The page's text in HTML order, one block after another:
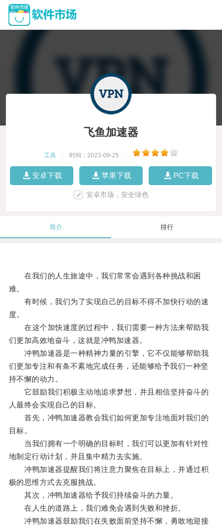
飞鱼加速器
工具 时间：2023-09-25
安卓下载 苹果下载 PC下载
安卓市场，安全绿色
简介 排行
在我们的人生旅途中，我们常常会遇到各种挑战和困
难。
有时候，我们为了实现自己的目标不得不加快行动的速
度。
在这个加快速度的过程中，我们需要一种方法来帮助我
们更加高效地奋斗，这就是冲鸭加速器。
冲鸭加速器是一种精神力量的引擎，它不仅能够帮助我
们更加专注和有条不紊地完成任务，还能够给予我们一种坚
持不懈的动力。
它鼓励我们积极主动地追求梦想，并且相信坚持奋斗的
人最终会实现自己的目标。
首先，冲鸭加速器教会我们如何更加专注地面对我们的
目标。
当我们拥有一个明确的目标时，我们可以更加有针对性
地制定行动计划，并且集中精力去实施。
冲鸭加速器提醒我们将注意力聚焦在目标上，并通过积
极的思维方式去克服挑战。
其次，冲鸭加速器给予我们持续奋斗的力量。
在人生的道路上，我们难免会遇到失败和挫折。
冲鸭加速器鼓励我们在失败面前坚持不懈，勇敢地迎接